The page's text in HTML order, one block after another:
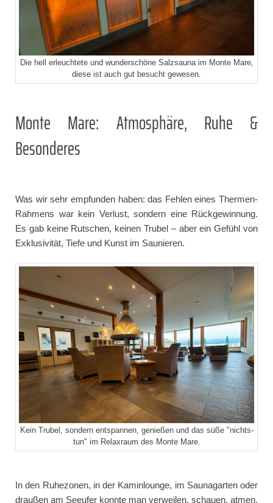
Die hell erleuchtete und wunderschöne Salzsauna im Monte Mare,
diese ist auch gut besucht gewesen.
Monte Mare: Atmosphäre, Ruhe &
Besonderes
Was wir sehr empfunden haben: das Fehlen eines Thermen-
Rahmens war kein Verlust, sondern eine Rückgewinnung.
Es gab keine Rutschen, keinen Trubel – aber ein Gefühl von
Exklusivität, Tiefe und Kunst im Saunieren.
Kein Trubel, sondern entspannen, genießen und das süße "nichts-
tun" im Relaxraum des Monte Mare.
In den Ruhezonen, in der Kaminlounge, im Saunagarten oder
draußen am Seeufer konnte man verweilen, schauen, atmen.